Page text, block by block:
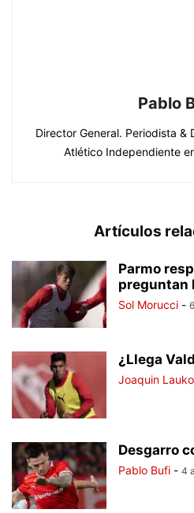
Pablo
Director General. Periodista &
Atlético Independiente
Artículos
Parmo
preguntan
Sol Morucci -
¿Llega
Joaquin Lauko
Desgarro
Pablo Bufi - 4